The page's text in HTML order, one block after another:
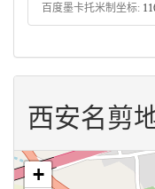
百度墨卡托米制坐标:
西安名剪
+